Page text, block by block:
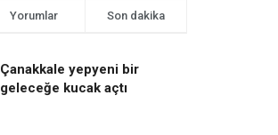
Yorumlar Son dakika
Çanakkale yepyeni bir
geleceğe kucak açtı